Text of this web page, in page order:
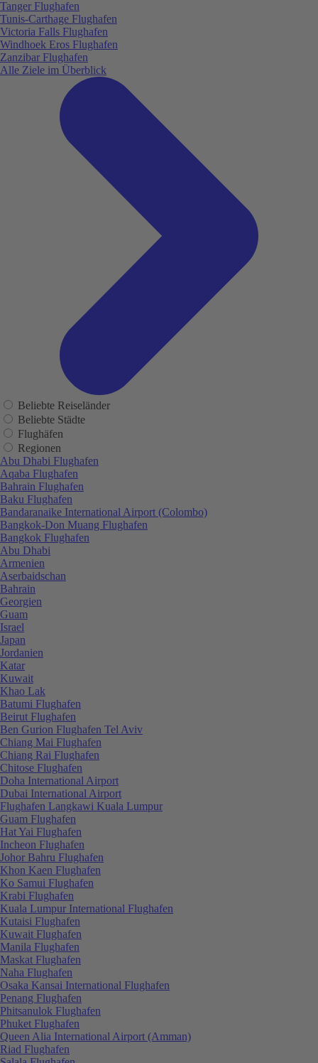
Tanger Flughafen
Tunis-Carthage Flughafen
Victoria Falls Flughafen
Windhoek Eros Flughafen
Zanzibar Flughafen
Alle Ziele im Überblick
Beliebte Reiseländer
Beliebte Städte
Flughäfen
Regionen
Abu Dhabi Flughafen
Aqaba Flughafen
Bahrain Flughafen
Baku Flughafen
Bandaranaike International Airport (Colombo)
Bangkok-Don Muang Flughafen
Bangkok Flughafen
Abu Dhabi
Armenien
Aserbaidschan
Bahrain
Georgien
Guam
Israel
Japan
Jordanien
Katar
Kuwait
Khao Lak
Batumi Flughafen
Beirut Flughafen
Ben Gurion Flughafen Tel Aviv
Chiang Mai Flughafen
Chiang Rai Flughafen
Chitose Flughafen
Doha International Airport
Dubai International Airport
Flughafen Langkawi Kuala Lumpur
Guam Flughafen
Hat Yai Flughafen
Incheon Flughafen
Johor Bahru Flughafen
Khon Kaen Flughafen
Ko Samui Flughafen
Krabi Flughafen
Kuala Lumpur International Flughafen
Kutaisi Flughafen
Kuwait Flughafen
Manila Flughafen
Maskat Flughafen
Naha Flughafen
Osaka Kansai International Flughafen
Penang Flughafen
Phitsanulok Flughafen
Phuket Flughafen
Queen Alia International Airport (Amman)
Riad Flughafen